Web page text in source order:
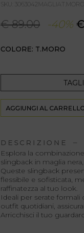
SKU: 3063042MAGLIAT.MORO
€ 89.00 -40%
COLORE: T.MORO
AGGIUNGI AL
DESCRIZIONE
Esplora la
slingback in maglia
Queste slingback
flessibile e sofisticata,
raffinatezza al tuo look.
Ideali per serate
outfit quotidiani,
Arricchisci il tuo